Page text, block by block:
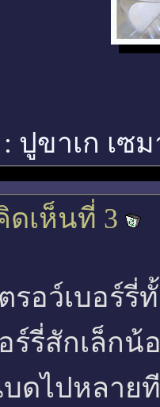
ปูขาเก เซ
ดเห็นที่ 3
รอว์เบอร์
ร์รี่สักเล็ก
ดไปหลาย